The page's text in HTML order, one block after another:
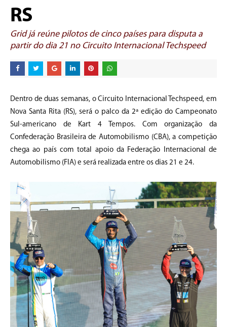
RS
Grid já reúne pilotos de cinco países para disputa a
partir do dia 21 no Circuito Internacional Techspeed
Dentro de duas semanas, o Circuito Internacional Techspeed, em
Nova Santa Rita (RS), será o palco da 2ª edição do Campeonato
Sul-americano de Kart 4 Tempos. Com organização da
Confederação Brasileira de Automobilismo (CBA), a competição
chega ao país com total apoio da Federação Internacional de
Automobilismo (FIA) e será realizada entre os dias 21 e 24.